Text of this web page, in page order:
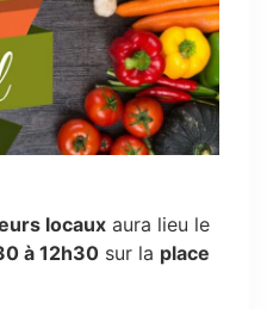
locaux aura lieu le
à 12h30 sur la place